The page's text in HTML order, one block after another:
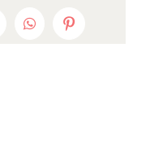
WhatsAppPinterest